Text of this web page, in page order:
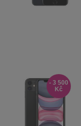
- 3 500
Kč